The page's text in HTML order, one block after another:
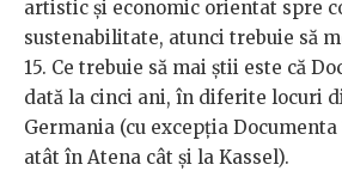
artistic și economic orientat spre
sustenabilitate, atunci trebuie să
15. Ce trebuie să mai știi este că
dată la cinci ani, în diferite locuri
Germania (cu excepția Documenta
atât în Atena cât și la Kassel).